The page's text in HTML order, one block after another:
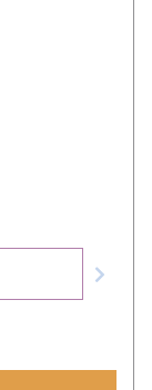
Next